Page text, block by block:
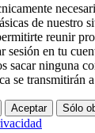
de nuestro
reunir
sesión en tu
sacar ninguna
se transmitirán
Aceptar Sólo